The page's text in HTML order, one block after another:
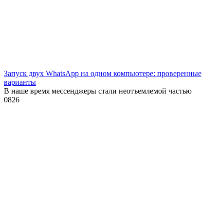
Запуск двух WhatsApp на одном компьютере: проверенные
варианты
В наше время мессенджеры стали неотъемлемой частью
0826